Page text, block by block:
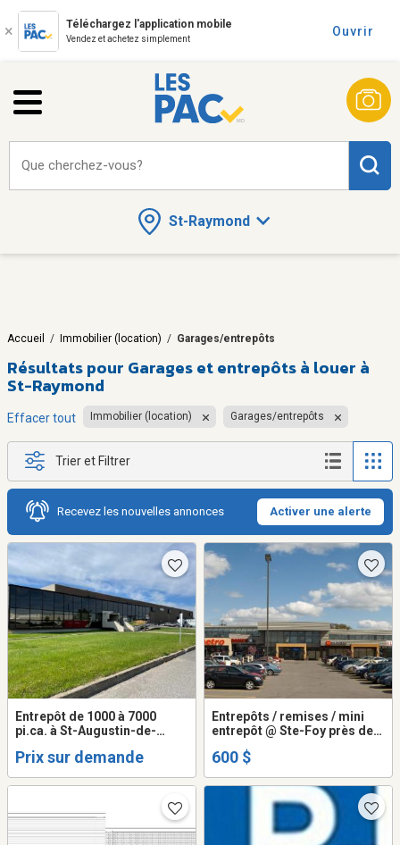
Téléchargez l'application mobile
Vendez et achetez simplement
Ouvrir
St-Raymond
Que cherchez-vous?
Accueil / Immobilier (location) / Garages/entrepôts
Résultats pour Garages et entrepôts à louer à
St-Raymond
Effacer tout Immobilier (location) Garages/entrepôts
Trier et Filtrer
Recevez les nouvelles annonces Activer une alerte
Entrepôt de 1000 à 7000
pi.ca. à St-Augustin-de-
immédiatement pour
terme ou long terme
Prix sur demande
Entrepôts / remises / mini
entrepôt @ Ste-Foy près des
600 $